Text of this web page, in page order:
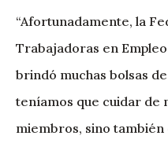
“Afortunadamente, la
Trabajadoras en
brindó muchas bolsas
teníamos que cuidar de
miembros, sino también